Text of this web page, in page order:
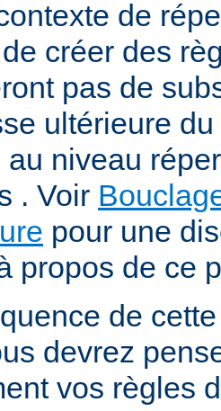
de
créer des
pas de
ultérieure
au niveau
. Voir
pour une
propos de ce
de
devrez
vos règles